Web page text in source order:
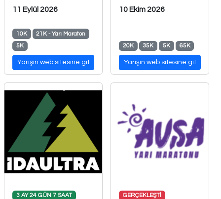
11 Eylül 2026
10K
21K - Yarı Maraton
5K
Yarışın web sitesine git
10 Ekim 2026
20K 35K 5K 65K
Yarışın web sitesine git
3 AY 24 GÜN 7 SAAT GERÇEKLEŞTİ